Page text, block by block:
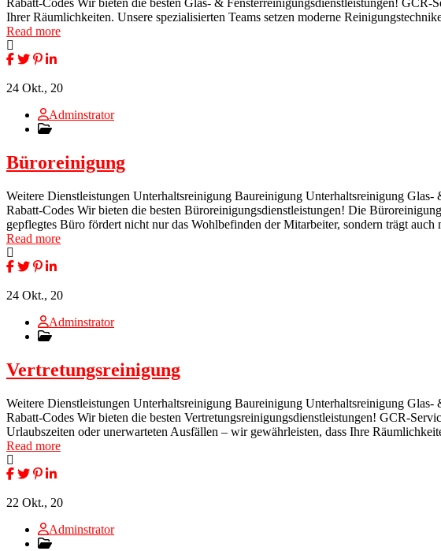
Rabatt-Codes Wir bieten die besten Glas- & Fensterreinigungsdienstleistungen!
Ihrer Räumlichkeiten. Unsere spezialisierten Teams setzen moderne
Read more
24 Okt., 20
Adminstrator
Büroreinigung
Weitere Dienstleistungen Unterhaltsreinigung Baureinigung Unterhaltsreinigung
Rabatt-Codes Wir bieten die besten Büroreinigungsdienstleistungen! Die
gepflegtes Büro fördert nicht nur das Wohlbefinden der Mitarbeiter, sondern trägt
Read more
24 Okt., 20
Adminstrator
Vertretungsreinigung
Weitere Dienstleistungen Unterhaltsreinigung Baureinigung Unterhaltsreinigung
Rabatt-Codes Wir bieten die besten Vertretungsreinigungsdienstleistungen! GCR-
Urlaubszeiten oder unerwarteten Ausfällen – wir gewährleisten, dass Ihre
Read more
22 Okt., 20
Adminstrator